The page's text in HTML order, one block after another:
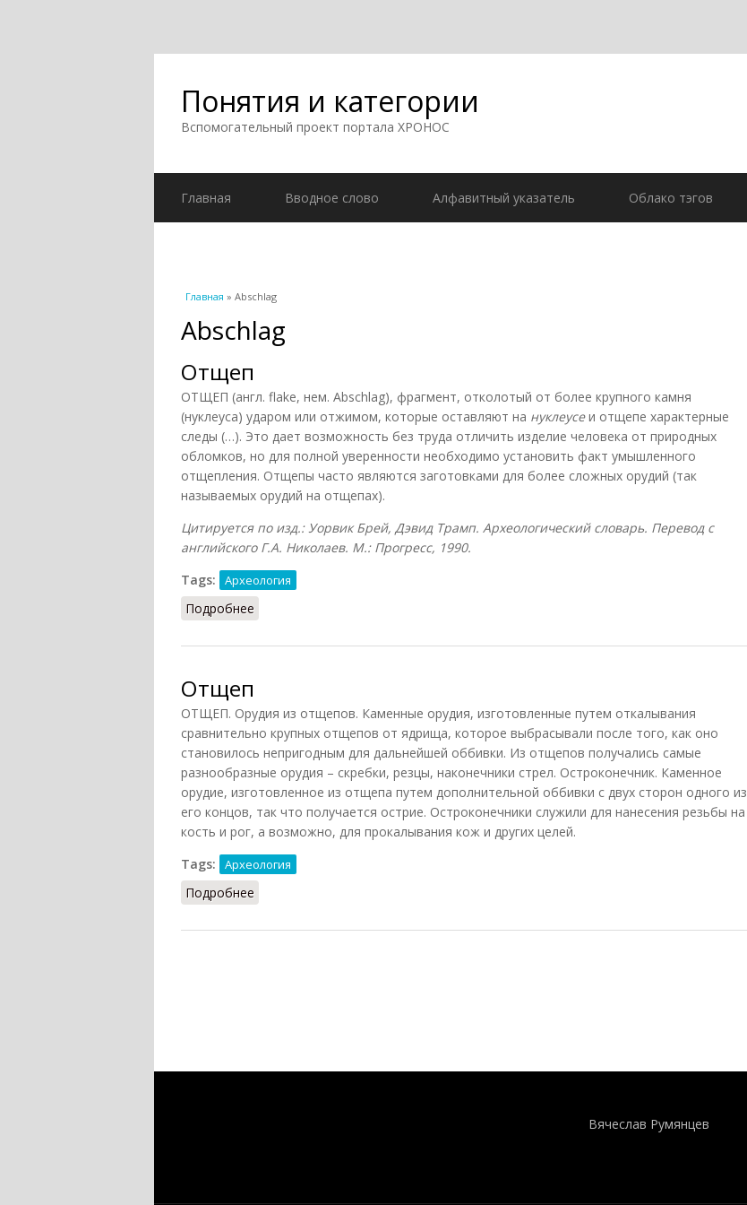
Понятия и категории
Вспомогательный проект портала ХРОНОС
Главная Вводное слово Алфавитный указатель Облако тэгов
Вы здесь
Главная » Abschlag
Abschlag
Отщеп
ОТЩЕП (англ. flake, нем. Abschlag), фрагмент, отколотый от более крупного камня
(нуклеуса) ударом или отжимом, которые оставляют на нуклеусеи отщепе характерные
следы (…). Это дает возможность без труда отличить изделие человека от природных
обломков, но для полной уверенности необходимо установить факт умышленного
отщепления. Отщепы часто являются заготовками для более сложных орудий (так
называемых орудий на отщепах).
Цитируется по изд.: Уорвик Брей, Дэвид Трамп. Археологический словарь. Перевод с
английского Г.А. Николаев. М.: Прогресс, 1990.
Tags:
Археология
Подробнее
Отщеп
ОТЩЕП. Орудия из отщепов. Каменные орудия, изготовленные путем откалывания
сравнительно крупных отщепов от ядрища, которое выбрасывали после того, как оно
становилось непригодным для дальнейшей оббивки. Из отщепов получались самые
разнообразные орудия – скребки, резцы, наконечники стрел. Остроконечник. Каменное
орудие, изготовленное из отщепа путем дополнительной оббивки с двух сторон одного из
его концов, так что получается острие. Остроконечники служили для нанесения резьбы на
кость и рог, а возможно, для прокалывания кож и других целей.
Tags:
Археология
Подробнее
Вячеслав Румянцев